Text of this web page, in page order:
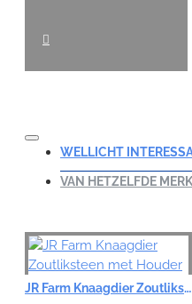
WELLICHT
VAN HETZELFDE MERK
JR Farm Knaagdier Zoutliksteen met Houder